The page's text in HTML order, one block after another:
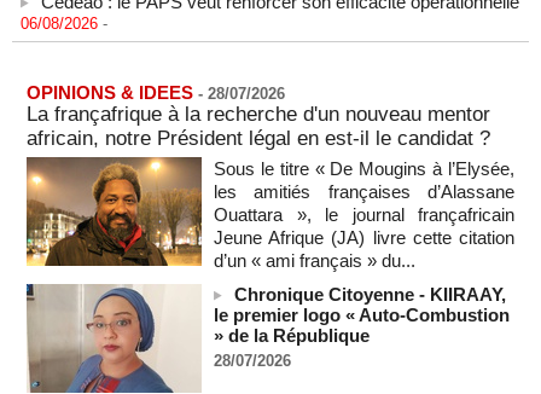
06/08/2026
L'armée nigériane obtient une hausse salariale historique
Au Nigeria, plus de 300 victimes d’enlèvements ont été
libérées
06/08/2026 -
Au Nigeria, plus de 300 victimes d’enlèvements ont été
libérées
06/08/2026 -
Soutenir l’intégrité de l’information à Sao Tomé-et-Principe à
l’approche des élections
06/08/2026 -
Taïwan bloque un pont stratégique lors de la simulation d'une
invasion par la Chine
06/08/2026 -
OPINIONS & IDEES - 28/07/2026
La françafrique à la recherche d'un nouveau mentor
africain, notre Président légal en est-il le candidat ?
Sous le titre « De Mougins à l’Elysée,
les amitiés françaises d’Alassane
Ouattara », le journal françafricain
Jeune Afrique (JA) livre cette citation
d’un « ami français » du...
Chronique Citoyenne - KIIRAAY,
le premier logo « Auto-Combustion
» de la République
28/07/2026